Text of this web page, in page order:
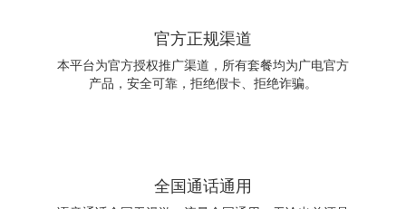
官方正规渠道
本平台为官方授权推广渠道，所有套餐均为广电官方
产品，安全可靠，拒绝假卡、拒绝诈骗。
全国通话通用